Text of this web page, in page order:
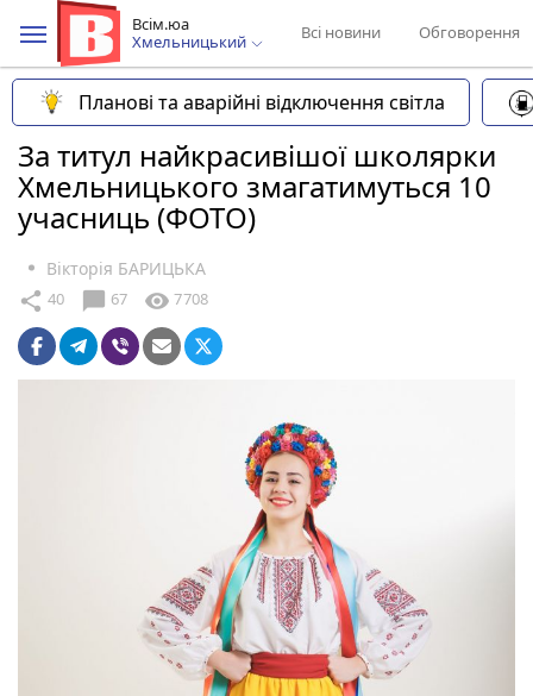
Всім.юа
Хмельницький
Всі новини Обговорення
Планові та аварійні відключення світла
За титул найкрасивішої школярки
Хмельницького змагатимуться 10
учасниць (ФОТО)
Вікторія БАРИЦЬКА
share 40 chat_bubble 67 visibility 7708